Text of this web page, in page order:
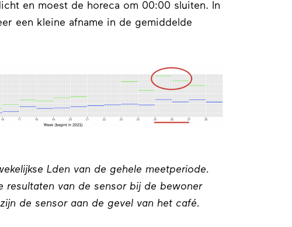
en moest de horeca om 00:00 sluiten. In
een kleine afname in de gemiddelde
Lden van de gehele meetperiode.
resultaten van de sensor bij de bewoner
de sensor aan de gevel van het café.